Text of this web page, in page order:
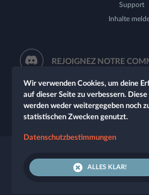
Support
Inhalte
REJOIGNEZ NOTRE
© 2026 Let's Role. Alle
Wir verwenden Cookies, um deine
auf dieser Seite zu verbessern. Diese
werden weder weitergegeben noch
statistischen Zwecken genutzt.
Datenschutzbestimmungen
ALLES KLAR!